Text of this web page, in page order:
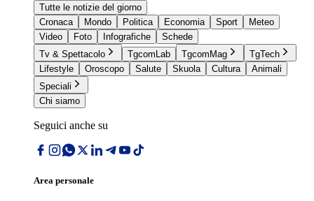
Tutte le notizie del giorno
Cronaca
Mondo Politica Economia Sport
Meteo
Video
Foto Infografiche
Schede
Tv & Spettacolo
TgcomLab TgcomMag
TgTech
Lifestyle
Oroscopo Salute Skuola Cultura
Animali
Speciali
Chi siamo
Seguici anche su
Area personale